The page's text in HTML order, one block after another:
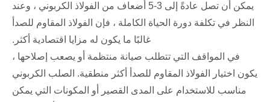
يمكن أن تصل عادةً إلى 3-5 أضعاف من الفولاذ الكربوني ، وعند
النظر في تكلفة دورة الحياة الكاملة ، فإن الفولاذ المقاوم للصدأ
غالبًا ما يكون له مزايا اقتصادية أكثر.
في المواقف التي تتطلب صيانة منتظمة أو يصعب إصلاحها ،
يكون اختيار الفولاذ المقاوم للصدأ أكثر منطقية. الصلب الكربوني
مناسب للاستخدام على المدى القصير أو المكونات التي يمكن